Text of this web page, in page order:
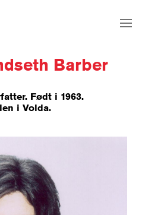
Barber
Født i 1963.
i Volda.